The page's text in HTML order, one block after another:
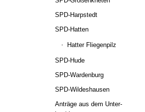
SPD-Harp­s­tedt
SPD-Hat­ten
Hat­ter Flie­gen­pilz
SPD-Hude
SPD-War­den­burg
SPD-Wil­des­hau­sen
Anträ­ge aus dem Unter­